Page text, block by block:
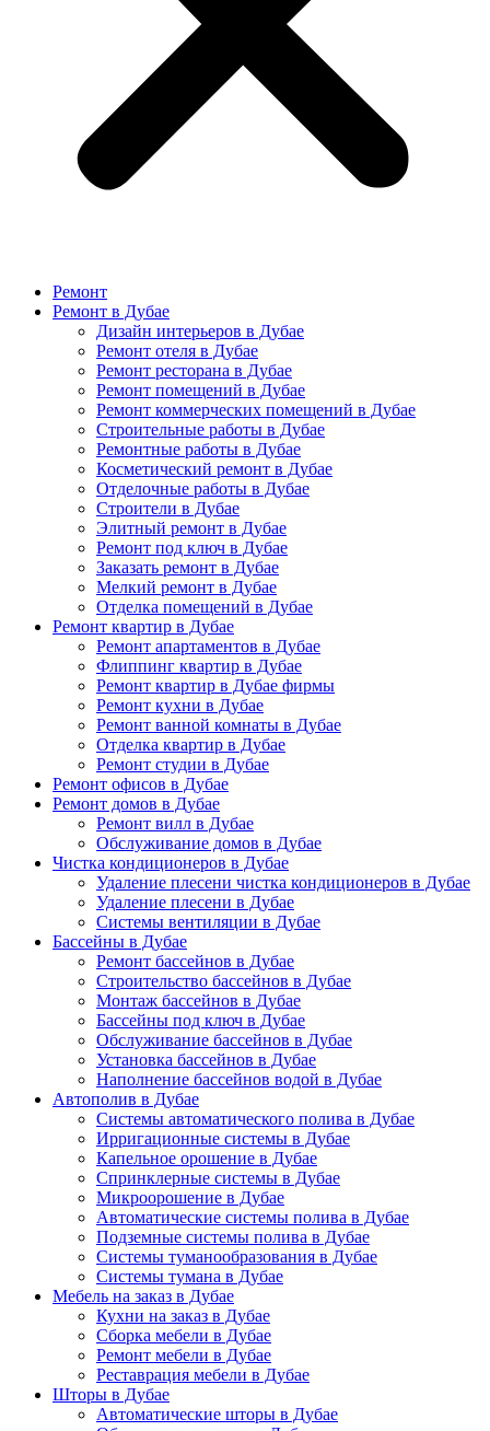
Ремонт
Ремонт в Дубае
Дизайн интерьеров в Дубае
Ремонт отеля в Дубае
Ремонт ресторана в Дубае
Ремонт помещений в Дубае
Ремонт коммерческих помещений в Дубае
Строительные работы в Дубае
Ремонтные работы в Дубае
Косметический ремонт в Дубае
Отделочные работы в Дубае
Строители в Дубае
Элитный ремонт в Дубае
Ремонт под ключ в Дубае
Заказать ремонт в Дубае
Мелкий ремонт в Дубае
Отделка помещений в Дубае
Ремонт квартир в Дубае
Ремонт апартаментов в Дубае
Флиппинг квартир в Дубае
Ремонт квартир в Дубае фирмы
Ремонт кухни в Дубае
Ремонт ванной комнаты в Дубае
Отделка квартир в Дубае
Ремонт студии в Дубае
Ремонт офисов в Дубае
Ремонт домов в Дубае
Ремонт вилл в Дубае
Обслуживание домов в Дубае
Чистка кондиционеров в Дубае
Удаление плесени чистка кондиционеров в Дубае
Удаление плесени в Дубае
Системы вентиляции в Дубае
Бассейны в Дубае
Ремонт бассейнов в Дубае
Строительство бассейнов в Дубае
Монтаж бассейнов в Дубае
Бассейны под ключ в Дубае
Обслуживание бассейнов в Дубае
Установка бассейнов в Дубае
Наполнение бассейнов водой в Дубае
Автополив в Дубае
Системы автоматического полива в Дубае
Ирригационные системы в Дубае
Капельное орошение в Дубае
Спринклерные системы в Дубае
Микроорошение в Дубае
Автоматические системы полива в Дубае
Подземные системы полива в Дубае
Системы туманообразования в Дубае
Системы тумана в Дубае
Мебель на заказ в Дубае
Кухни на заказ в Дубае
Сборка мебели в Дубае
Ремонт мебели в Дубае
Реставрация мебели в Дубае
Шторы в Дубае
Автоматические шторы в Дубае